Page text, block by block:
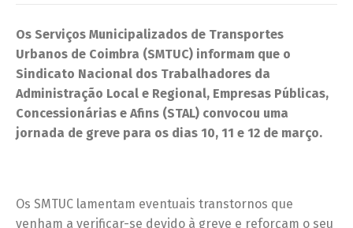
Os Serviços Municipalizados de Transportes
Urbanos de Coimbra (SMTUC) informam que o
Sindicato Nacional dos Trabalhadores da
Administração Local e Regional, Empresas Públicas,
Concessionárias e Afins (STAL) convocou uma
jornada de greve para os dias 10, 11 e 12 de março.
Os SMTUC lamentam eventuais transtornos que
venham a verificar-se devido à greve e reforçam o seu